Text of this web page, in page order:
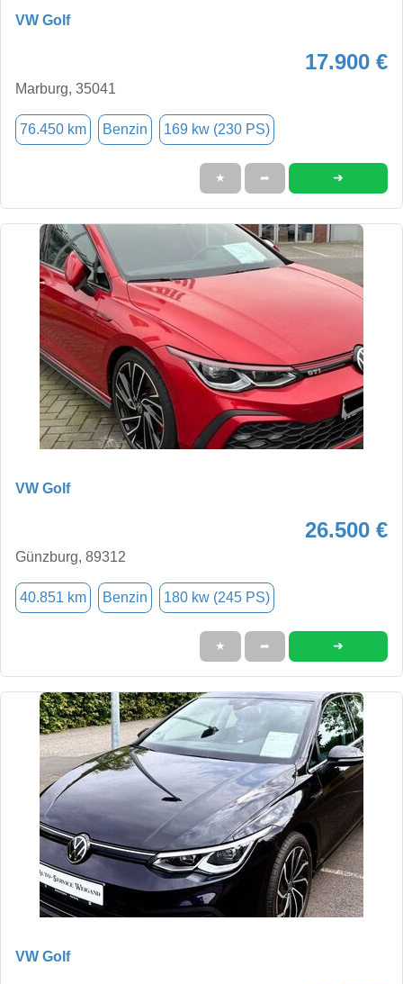
VW Golf
17.900 €
Marburg, 35041
76.450 km Benzin 169 kw (230 PS)
★ ➦ ➜
VW Golf
26.500 €
Günzburg, 89312
40.851 km Benzin 180 kw (245 PS)
★ ➦ ➜
VW Golf